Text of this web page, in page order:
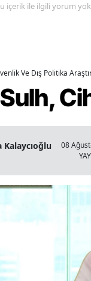
içerik ile ilgili yorum
Ve Dış Politika
Kalaycıoğlu
08